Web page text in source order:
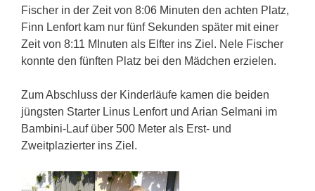
Fischer in der Zeit von 8:06 Minuten den achten Platz,
Finn Lenfort kam nur fünf Sekunden später mit einer
Zeit von 8:11 MInuten als Elfter ins Ziel. Nele Fischer
konnte den fünften Platz bei den Mädchen erzielen.
Zum Abschluss der Kinderläufe kamen die beiden
jüngsten Starter Linus Lenfort und Arian Selmani im
Bambini-Lauf über 500 Meter als Erst- und
Zweitplazierter ins Ziel.